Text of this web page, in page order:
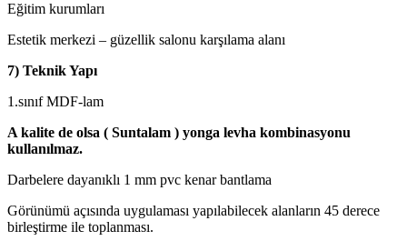
Eğitim kurumları
Estetik merkezi – güzellik salonu karşılama alanı
7) Teknik Yapı
1.sınıf MDF-lam
A kalite de olsa ( Suntalam ) yonga levha kombinasyonu
kullanılmaz.
Darbelere dayanıklı 1 mm pvc kenar bantlama
Görünümü açısında uygulaması yapılabilecek alanların 45 derece
birleştirme ile toplanması.